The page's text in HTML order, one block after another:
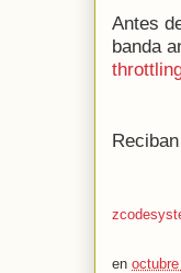
Antes
banda
en